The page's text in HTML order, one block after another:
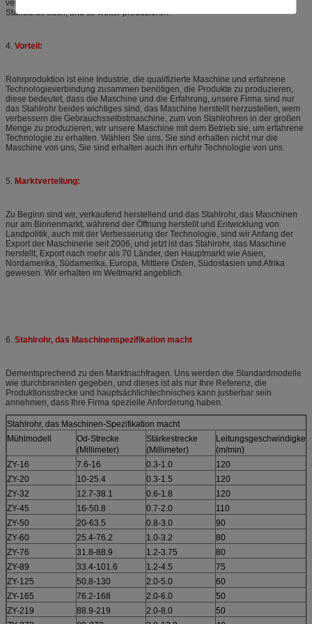
verbreitet ist fähig das API-Rohr, den Gastransport und die Rohre des hohen
Standards auch, und so weiter produzieren.
4. Vorteil:
Rohrproduktion ist eine Industrie, die qualifizierte Maschine und erfahrene
Technologieverbindung zusammen benötigen, die Produkte zu produzieren,
diese bedeutet, dass die Maschine und die Erfahrung, unsere Firma sind nur
das Stahlrohr beides wichtiges sind, das Maschine herstellt herzustellen, wem
verbessern die Gebrauchsselbstmaschine, zum von Stahlrohren in der großen
Menge zu produzieren, wir unsere Maschine mit dem Betrieb sie, um erfahrene
Technologie zu erhalten. Wählen Sie uns, Sie sind erhalten nicht nur die
Maschine von uns, Sie sind erhalten auch ihn erfuhr Technologie von uns.
5. Marktverteilung:
Zu Beginn sind wir, verkaufend herstellend und das Stahlrohr, das Maschinen
nur am Binnenmarkt, während der Öffnung herstellt und Entwicklung von
Landpolitik, auch mit der Verbesserung der Technologie, sind wir Anfang der
Export der Maschinerie seit 2006, und jetzt ist das Stahlrohr, das Maschine
herstellt, Export nach mehr als 70 Länder, den Hauptmarkt wie Asien,
Nordamerika, Südamerika, Europa, Mittlere Osten, Südostasien und Afrika
gewesen. Wir erhalten im Weltmarkt angeblich.
6. Stahlrohr, das Maschinenspezifikation macht
Dementsprechend zu den Marktnachfragen. Uns werden die Standardmodelle
wie durchbrannten gegeben, und dieses ist als nur Ihre Referenz, die
Produktionsstrecke und hauptsächlichtechnisches kann justierbar sein
annehmen, dass Ihre Firma spezielle Anforderung haben.
Stahlrohr, das Maschinen-Spezifikation macht
Mühlmodell
Od-Strecke
(Millimeter)
Stärkestrecke
(Millimeter)
Leitungsgeschwindigkeit
(m/min)
ZY-16
7.6-16 0.3-1.0
120
ZY-20
10-25.4 0.3-1.5
120
ZY-32
12.7-38.1 0.6-1.8
120
ZY-45
16-50.8 0.7-2.0
110
ZY-50
20-63.5 0.8-3.0
90
ZY-60
25.4-76.2 1.0-3.2
80
ZY-76
31.8-88.9 1.2-3.75
80
ZY-89
33.4-101.6 1.2-4.5
75
ZY-125
50.8-130 2.0-5.0
60
ZY-165
76.2-168 2.0-6.0
50
ZY-219
88.9-219 2.0-8.0
50